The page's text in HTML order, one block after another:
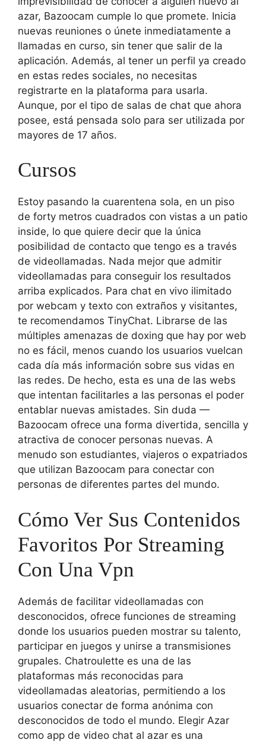
azar, Bazoocam cumple lo que promete. Inicia
nuevas reuniones o únete inmediatamente a
llamadas en curso, sin tener que salir de la
aplicación. Además, al tener un perfil ya creado
en estas redes sociales, no necesitas
registrarte en la plataforma para usarla.
Aunque, por el tipo de salas de chat que ahora
posee, está pensada solo para ser utilizada por
mayores de 17 años.
Cursos
Estoy pasando la cuarentena sola, en un piso
de forty metros cuadrados con vistas a un patio
inside, lo que quiere decir que la única
posibilidad de contacto que tengo es a través
de videollamadas. Nada mejor que admitir
videollamadas para conseguir los resultados
arriba explicados. Para chat en vivo ilimitado
por webcam y texto con extraños y visitantes,
te recomendamos TinyChat. Librarse de las
múltiples amenazas de doxing que hay por web
no es fácil, menos cuando los usuarios vuelcan
cada día más información sobre sus vidas en
las redes. De hecho, esta es una de las webs
que intentan facilitarles a las personas el poder
entablar nuevas amistades. Sin duda —
Bazoocam ofrece una forma divertida, sencilla y
atractiva de conocer personas nuevas. A
menudo son estudiantes, viajeros o expatriados
que utilizan Bazoocam para conectar con
personas de diferentes partes del mundo.
Cómo Ver Sus Contenidos
Favoritos Por Streaming
Con Una Vpn
Además de facilitar videollamadas con
desconocidos, ofrece funciones de streaming
donde los usuarios pueden mostrar su talento,
participar en juegos y unirse a transmisiones
grupales. Chatroulette es una de las
plataformas más reconocidas para
videollamadas aleatorias, permitiendo a los
usuarios conectar de forma anónima con
desconocidos de todo el mundo. Elegir Azar
como app de video chat al azar es una